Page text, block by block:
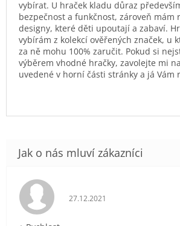
vybírat. U hraček kladu důraz
bezpečnost a funkčnost, zároveň mám
designy, které děti upoutají a zabaví.
vybírám z kolekcí ověřených značek, u
za ně mohu 100% zaručit. Pokud si
výběrem vhodné hračky, zavolejte mi
uvedené v horní části stránky a já Vám
Hodnocení obchodu je 5 z 5
27.12.2021